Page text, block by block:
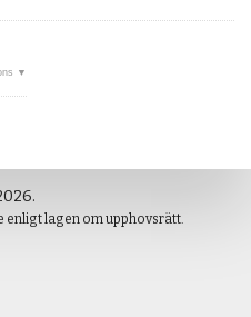
enligt lagen om upphovsrätt.